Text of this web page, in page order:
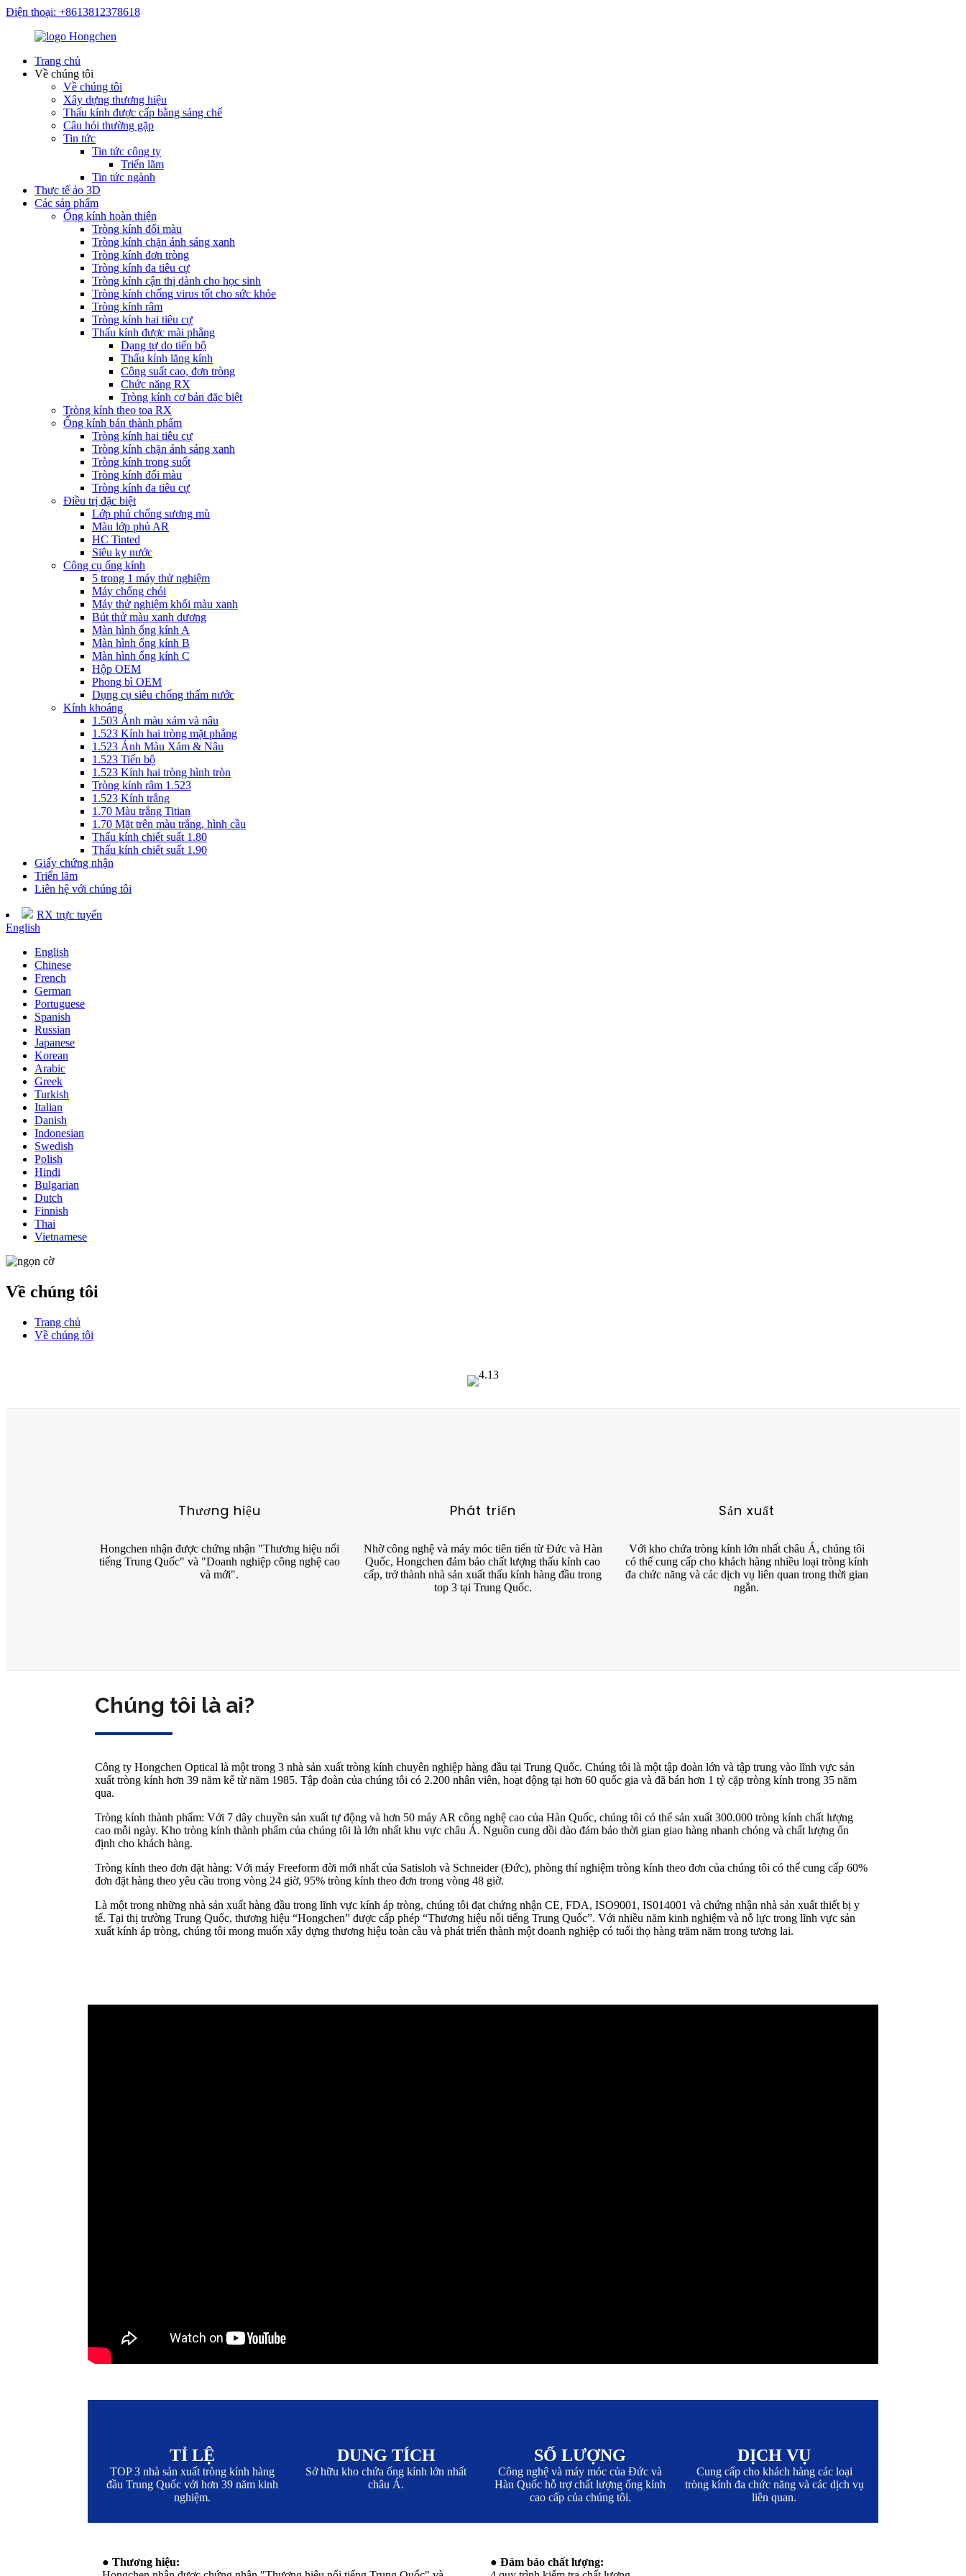
Điện thoại: +8613812378618
Trang chủ
Về chúng tôi
Về chúng tôi
Xây dựng thương hiệu
Thấu kính được cấp bằng sáng chế
Câu hỏi thường gặp
Tin tức
Tin tức công ty
Triển lãm
Tin tức ngành
Thực tế ảo 3D
Các sản phẩm
Ống kính hoàn thiện
Tròng kính đổi màu
Tròng kính chặn ánh sáng xanh
Tròng kính đơn tròng
Tròng kính đa tiêu cự
Tròng kính cận thị dành cho học sinh
Tròng kính chống virus tốt cho sức khỏe
Tròng kính râm
Tròng kính hai tiêu cự
Thấu kính được mài phẳng
Dạng tự do tiến bộ
Thấu kính lăng kính
Công suất cao, đơn tròng
Chức năng RX
Tròng kính cơ bản đặc biệt
Tròng kính theo toa RX
Ống kính bán thành phẩm
Tròng kính hai tiêu cự
Tròng kính chặn ánh sáng xanh
Tròng kính trong suốt
Tròng kính đổi màu
Tròng kính đa tiêu cự
Điều trị đặc biệt
Lớp phủ chống sương mù
Màu lớp phủ AR
HC Tinted
Siêu kỵ nước
Công cụ ống kính
5 trong 1 máy thử nghiệm
Máy chống chói
Máy thử nghiệm khối màu xanh
Bút thử màu xanh dương
Màn hình ống kính A
Màn hình ống kính B
Màn hình ống kính C
Hộp OEM
Phong bì OEM
Dụng cụ siêu chống thấm nước
Kính khoáng
1.503 Ảnh màu xám và nâu
1.523 Kính hai tròng mặt phẳng
1.523 Ảnh Màu Xám & Nâu
1.523 Tiến bộ
1.523 Kính hai tròng hình tròn
Tròng kính râm 1.523
1.523 Kính trắng
1.70 Màu trắng Titian
1.70 Mặt trên màu trắng, hình cầu
Thấu kính chiết suất 1.80
Thấu kính chiết suất 1.90
Giấy chứng nhận
Triển lãm
Liên hệ với chúng tôi
RX trực tuyến
English
English
Chinese
French
German
Portuguese
Spanish
Russian
Japanese
Korean
Arabic
Greek
Turkish
Italian
Danish
Indonesian
Swedish
Polish
Hindi
Bulgarian
Dutch
Finnish
Thai
Vietnamese
Về chúng tôi
Trang chủ
Về chúng tôi
Thương hiệu
Hongchen nhận được chứng nhận "Thương hiệu nổi
tiếng Trung Quốc" và "Doanh nghiệp công nghệ cao
và mới".
Phát triển
Nhờ công nghệ và máy móc tiên tiến từ Đức và Hàn
Quốc, Hongchen đảm bảo chất lượng thấu kính cao
cấp, trở thành nhà sản xuất thấu kính hàng đầu trong
top 3 tại Trung Quốc.
Sản xuất
Với kho chứa tròng kính lớn nhất châu Á, chúng tôi
có thể cung cấp cho khách hàng nhiều loại tròng kính
đa chức năng và các dịch vụ liên quan trong thời gian
ngắn.
Chúng tôi là ai?
Công ty Hongchen Optical là một trong 3 nhà sản xuất tròng kính chuyên nghiệp hàng đầu tại Trung Quốc. Chúng tôi là một tập đoàn lớn và tập trung vào lĩnh vực sản
xuất tròng kính hơn 39 năm kể từ năm 1985. Tập đoàn của chúng tôi có 2.200 nhân viên, hoạt động tại hơn 60 quốc gia và đã bán hơn 1 tỷ cặp tròng kính trong 35 năm
qua.
Tròng kính thành phẩm: Với 7 dây chuyền sản xuất tự động và hơn 50 máy AR công nghệ cao của Hàn Quốc, chúng tôi có thể sản xuất 300.000 tròng kính chất lượng
cao mỗi ngày. Kho tròng kính thành phẩm của chúng tôi là lớn nhất khu vực châu Á. Nguồn cung dồi dào đảm bảo thời gian giao hàng nhanh chóng và chất lượng ổn
định cho khách hàng.
Tròng kính theo đơn đặt hàng: Với máy Freeform đời mới nhất của Satisloh và Schneider (Đức), phòng thí nghiệm tròng kính theo đơn của chúng tôi có thể cung cấp 60%
đơn đặt hàng theo yêu cầu trong vòng 24 giờ, 95% tròng kính theo đơn trong vòng 48 giờ.
Là một trong những nhà sản xuất hàng đầu trong lĩnh vực kính áp tròng, chúng tôi đạt chứng nhận CE, FDA, ISO9001, IS014001 và chứng nhận nhà sản xuất thiết bị y
tế. Tại thị trường Trung Quốc, thương hiệu “Hongchen” được cấp phép “Thương hiệu nổi tiếng Trung Quốc”. Với nhiều năm kinh nghiệm và nỗ lực trong lĩnh vực sản
xuất kính áp tròng, chúng tôi mong muốn xây dựng thương hiệu toàn cầu và phát triển thành một doanh nghiệp có tuổi thọ hàng trăm năm trong tương lai.
TỈ LỆ
TOP 3 nhà sản xuất tròng kính hàng
đầu Trung Quốc với hơn 39 năm kinh
nghiệm.
DUNG TÍCH
Sở hữu kho chứa ống kính lớn nhất
châu Á.
SỐ LƯỢNG
Công nghệ và máy móc của Đức và
Hàn Quốc hỗ trợ chất lượng ống kính
cao cấp của chúng tôi.
DỊCH VỤ
Cung cấp cho khách hàng các loại
tròng kính đa chức năng và các dịch vụ
liên quan.
● Thương hiệu:
● Đảm bảo chất lượng: